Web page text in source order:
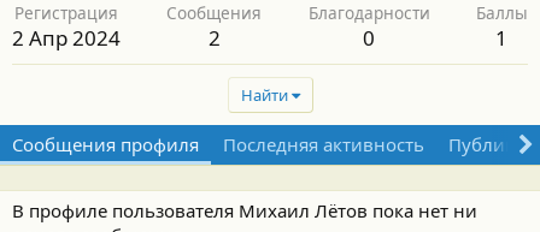
Регистрация
2 Апр 2024
Сообщения
2
Благодарности
0
Баллы
1
Найти
Сообщения профиля Последняя активность
В профиле пользователя Михаил Лётов пока нет ни